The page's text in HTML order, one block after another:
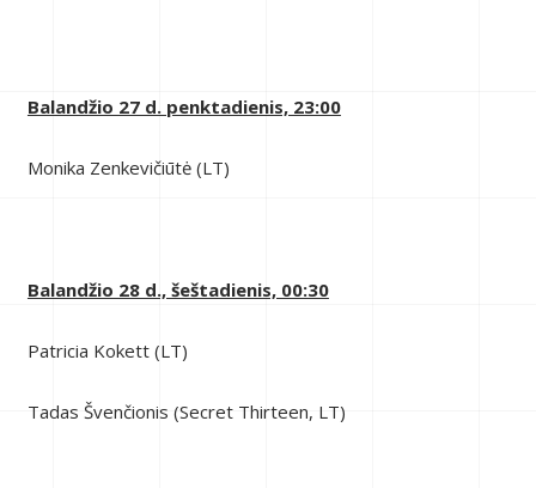
Balandžio 27 d. penktadienis, 23:00
Monika Zenkevičiūtė (LT)
Balandžio 28 d., šeštadienis, 00:30
Patricia Kokett (LT)
Tadas Švenčionis (Secret Thirteen, LT)